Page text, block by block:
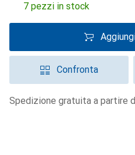
7 pezzi in stock
Confronta
Spedizione gratuita a partire